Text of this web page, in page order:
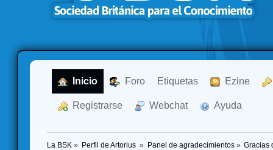
Inicio Foro Etiquetas Ezine
Registrarse Webchat Ayuda
La BSK » Perfil de Artorius » Panel de agradecimientos» Gracias